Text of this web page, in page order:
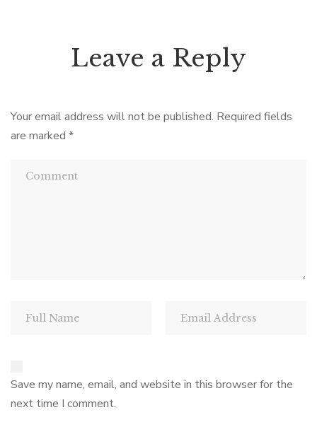
Leave a Reply
Your email address will not be published. Required fields
are marked *
Save my name, email, and website in this browser for the
next time I comment.